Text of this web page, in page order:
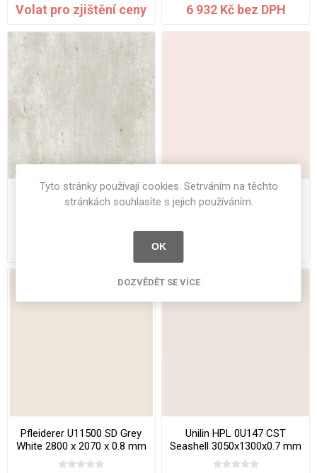
Volat pro zjištění ceny 6 932 Kč bez DPH
Unilin HPL 0F976 CC BST
Granulo 2800x1300x0.8 mm
Pfleiderer U17035 SD Lotus
2800 x 2070 x 0.8 mm
Pfleiderer U11500 SD Grey
White 2800 x 2070 x 0.8 mm
Unilin HPL 0U147 CST
Seashell 3050x1300x0.7 mm
Tyto stránky používají cookies. Setrváním na těchto
stránkách souhlasíte s jejich používáním.
OK
DOZVĚDĚT SE VÍCE